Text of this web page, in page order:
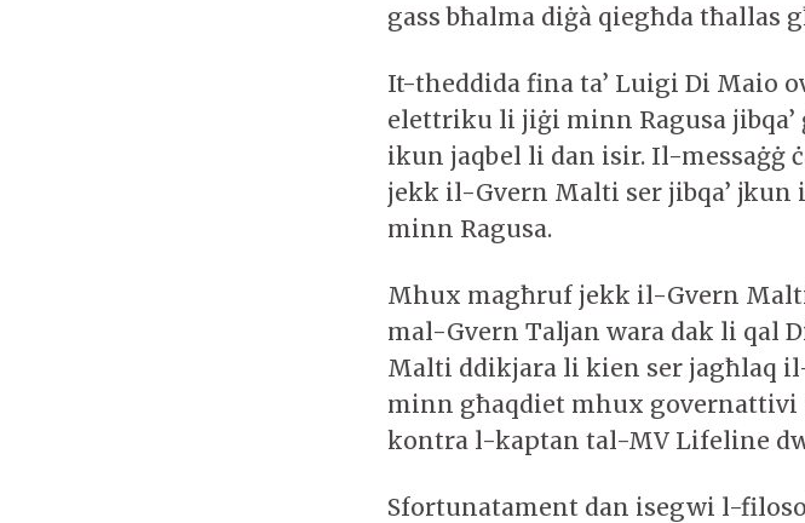
gass bħalma diġà qiegħda tħallas
It-theddida fina ta’ Luigi Di Maio
elettriku li jiġi minn Ragusa
ikun jaqbel li dan isir. Il-messaġġ
jekk il-Gvern Malti ser jibqa’
minn Ragusa.
Mhux magħruf jekk il-Gvern
mal-Gvern Taljan wara dak li qal
Malti ddikjara li kien ser
minn għaqdiet mhux
kontra l-kaptan tal-MV Lifeline
Sfortunatament dan isegwi l-